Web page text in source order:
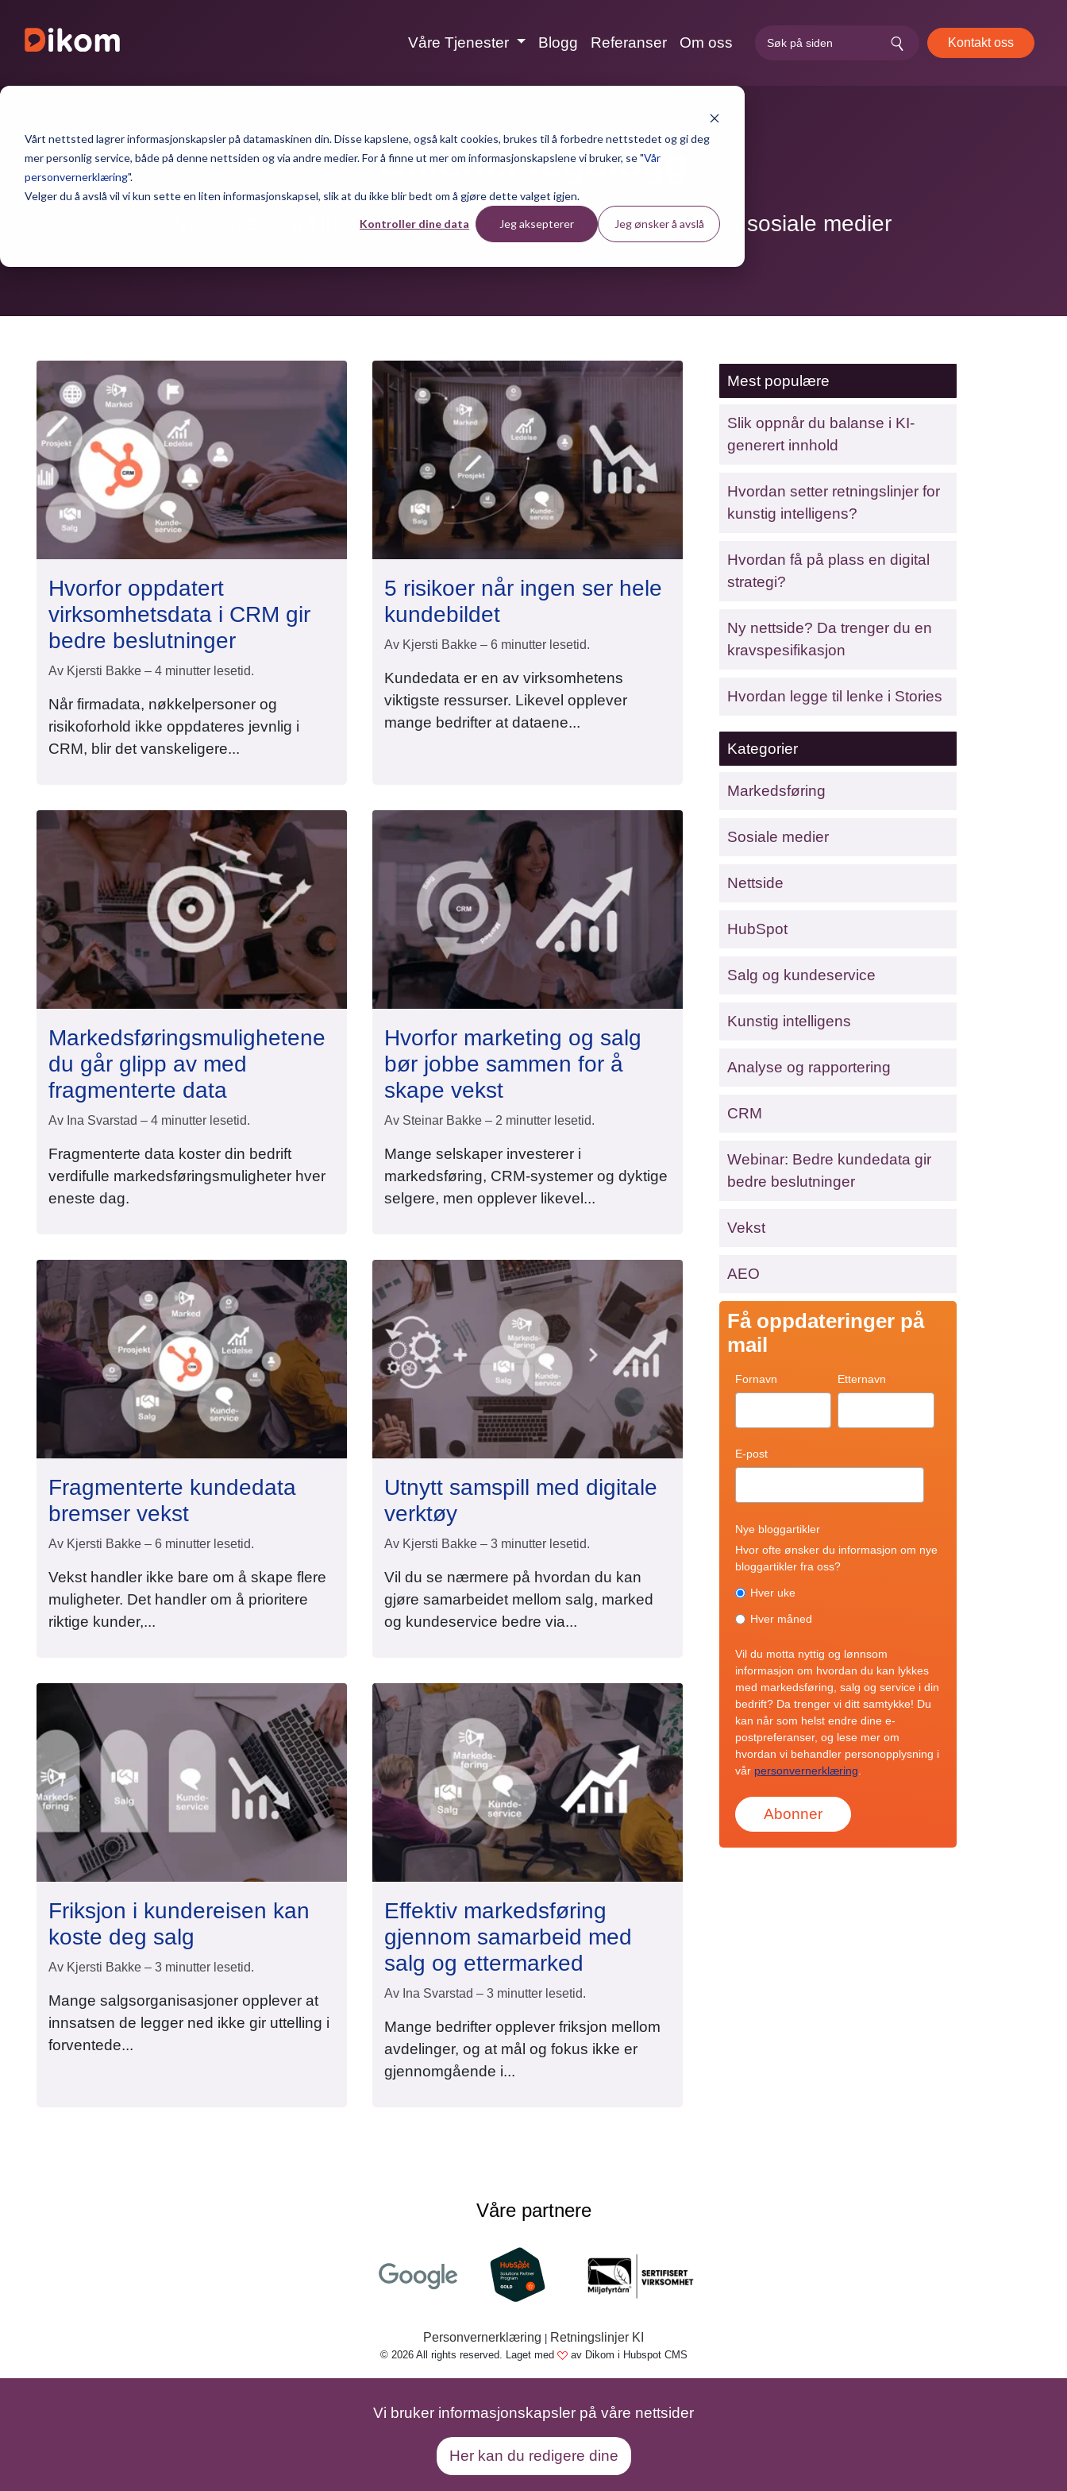
Vårt nettsted lagrer informasjonskapsler på datamaskinen din. Disse kapslene, også kalt cookies, brukes til å forbedre nettstedet og gi deg
mer personlig service, både på denne nettsiden og via andre medier. For å finne ut mer om informasjonskapslene vi bruker, se "Vår
personvernerklæring".
Velger du å avslå vil vi kun sette en liten informasjonskapsel, slik at du ikke blir bedt om å gjøre dette valget igjen.
Kontroller dine data Jeg aksepterer Jeg ønsker å avslå
Våre Tjenester Blogg Referanser Om oss Kontakt oss
Dikoms fagblogg
Vi skriver om HubSpot CRM, markedsføring, nettsider og sosiale medier
Mest populære
Slik oppnår du balanse i KI-
generert innhold
Hvordan setter retningslinjer for
kunstig intelligens?
Hvordan få på plass en digital
strategi?
Ny nettside? Da trenger du en
kravspesifikasjon
Hvordan legge til lenke i Stories
Kategorier
Markedsføring
Sosiale medier
Nettside
HubSpot
Salg og kundeservice
Kunstig intelligens
Analyse og rapportering
CRM
Webinar: Bedre kundedata gir
bedre beslutninger
Vekst
AEO
Få oppdateringer på
mail
Fornavn* Etternavn*
E-post*
Nye bloggartikler*
Hvor ofte ønsker du informasjon om nye
bloggartikler fra oss?
Hver uke
Hver måned
Vil du motta nyttig og lønnsom
informasjon om hvordan du kan lykkes
med markedsføring, salg og service i din
bedrift? Da trenger vi ditt samtykke! Du
kan når som helst endre dine e-
postpreferanser, og lese mer om
hvordan vi behandler personopplysning i
vår personvernerklæring
Hvorfor oppdatert
virksomhetsdata i CRM gir
bedre beslutninger
Av Kjersti Bakke – 4 minutter lesetid.
Når firmadata, nøkkelpersoner og
risikoforhold ikke oppdateres jevnlig i
CRM, blir det vanskeligere...
5 risikoer når ingen ser hele
kundebildet
Av Kjersti Bakke – 6 minutter lesetid.
Kundedata er en av virksomhetens
viktigste ressurser. Likevel opplever
mange bedrifter at dataene...
Markedsføringsmulighetene
du går glipp av med
fragmenterte data
Av Ina Svarstad – 4 minutter lesetid.
Fragmenterte data koster din bedrift
verdifulle markedsføringsmuligheter hver
eneste dag.
Hvorfor marketing og salg
bør jobbe sammen for å
skape vekst
Av Steinar Bakke – 2 minutter lesetid.
Mange selskaper investerer i
markedsføring, CRM-systemer og dyktige
selgere, men opplever likevel...
Fragmenterte kundedata
bremser vekst
Av Kjersti Bakke – 6 minutter lesetid.
Vekst handler ikke bare om å skape flere
muligheter. Det handler om å prioritere
riktige kunder,...
Utnytt samspill med digitale
verktøy
Av Kjersti Bakke – 3 minutter lesetid.
Vil du se nærmere på hvordan du kan
gjøre samarbeidet mellom salg, marked
og kundeservice bedre via...
Friksjon i kundereisen kan
koste deg salg
Av Kjersti Bakke – 3 minutter lesetid.
Mange salgsorganisasjoner opplever at
innsatsen de legger ned ikke gir uttelling i
forventede...
Effektiv markedsføring
gjennom samarbeid med
salg og ettermarked
Av Ina Svarstad – 3 minutter lesetid.
Mange bedrifter opplever friksjon mellom
avdelinger, og at mål og fokus ikke er
gjennomgående i...
Våre partnere
Personvernerklæring Retningslinjer KI
© 2026 All rights reserved. Laget med av Dikom i Hubspot CMS
Vi bruker informasjonskapsler på våre nettsider
Her kan du redigere dine